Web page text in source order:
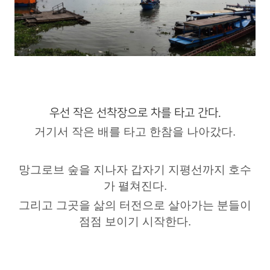
우선 작은 선착장으로 차를 타고 간다.
거기서 작은 배를 타고 한참을 나아갔다.
망그로브 숲을 지나자 갑자기 지평선까지 호수
가 펼쳐진다.
그리고 그곳을 삶의 터전으로 살아가는 분들이
점점 보이기 시작한다.